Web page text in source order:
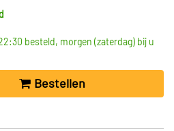
besteld, morgen (zaterdag) bij u
Bestellen